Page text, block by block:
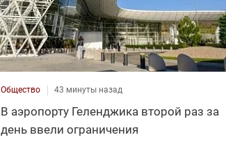
Общество 43 минуты назад
В аэропорту Геленджика второй раз за
день ввели ограничения